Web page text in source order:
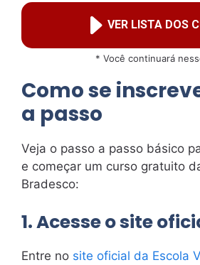
VER LISTA DOS
* Você continuará
Como se
a passo
Veja o passo a passo básico
e começar um curso gratuito
Bradesco:
1. Acesse o site
Entre no site oficial da Escola